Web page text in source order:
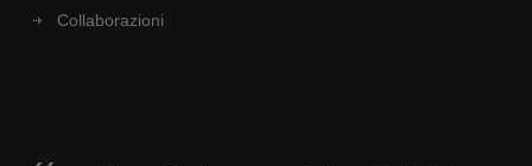
Collaborazioni